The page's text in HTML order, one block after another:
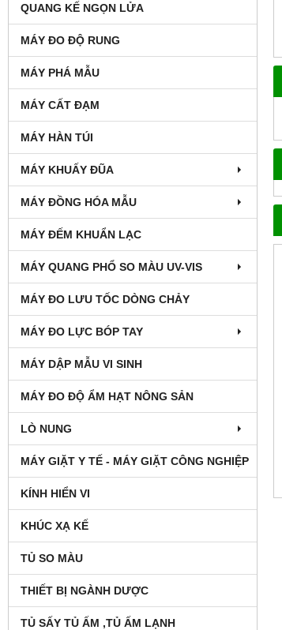
QUANG KẾ NGỌN LỬA
MÁY ĐO ĐỘ RUNG
MÁY PHÁ MẪU
MÁY CẤT ĐẠM
MÁY HÀN TÚI
MÁY KHUẤY ĐŨA
MÁY ĐỒNG HÓA MẪU
MÁY ĐẾM KHUẨN LẠC
MÁY QUANG PHỔ SO MÀU UV-VIS
MÁY ĐO LƯU TỐC DÒNG CHẢY
MÁY ĐO LỰC BÓP TAY
MÁY DẬP MẪU VI SINH
MÁY ĐO ĐỘ ẨM HẠT NÔNG SẢN
LÒ NUNG
MÁY GIẶT Y TẾ - MÁY GIẶT CÔNG NGHIỆP
KÍNH HIỂN VI
KHÚC XẠ KẾ
TỦ SO MÀU
THIẾT BỊ NGÀNH DƯỢC
TỦ SẤY TỦ ẤM ,TỦ ẤM LẠNH